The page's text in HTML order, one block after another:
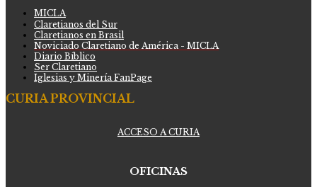
MICLA
Claretianos del Sur
Claretianos en Brasil
Noviciado Claretiano de América - MICLA
Diario Bíblico
Ser Claretiano
Iglesias y Minería FanPage
CURIA PROVINCIAL
ACCESO A CURIA
OFICINAS